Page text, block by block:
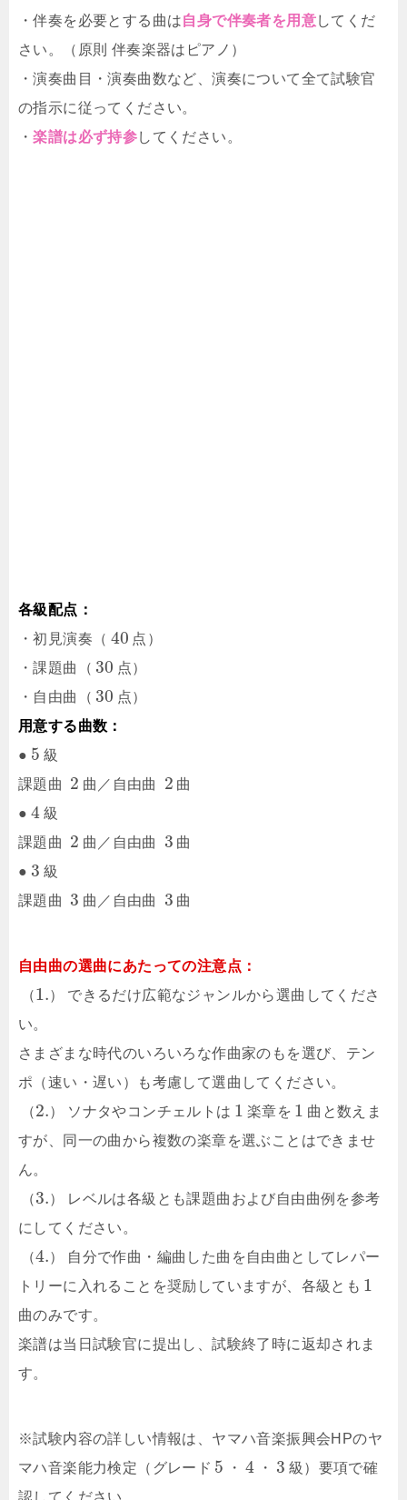
・伴奏を必要とする曲は自身で伴奏者を用意してくだ
さい。（原則 伴奏楽器はピアノ）
・演奏曲目・演奏曲数など、演奏について全て試験官
の指示に従ってください。
・楽譜は必ず持参してください。
各級配点：
・初見演奏（ 40 点）
・課題曲（ 30 点）
・自由曲（ 30 点）
用意する曲数：
● 5 級
課題曲
2 曲／自由曲 2 曲
● 4 級
課題曲
2 曲／自由曲 3 曲
● 3 級
課題曲
3 曲／自由曲 3 曲
自由曲の選曲にあたっての注意点：
（1.）
できるだけ広範なジャンルから選曲してくださ
い。
さまざまな時代のいろいろな作曲家のもを選び、テン
ポ（速い・遅い）も考慮して選曲してください。
（2.） ソナタやコンチェルトは 1 楽章を 1 曲と数えま
すが、同一の曲から複数の楽章を選ぶことはできませ
ん。
（3.）
レベルは各級とも課題曲および自由曲例を参考
にしてください。
（4.）
自分で作曲・編曲した曲を自由曲としてレパー
トリーに入れることを奨励していますが、各級とも 1
曲のみです。
楽譜は当日試験官に提出し、試験終了時に返却されま
す。
※試験内容の詳しい情報は、ヤマハ音楽振興会HPのヤ
マハ音楽能力検定（グレード 5 ・ 4 ・ 3 級）要項で確
認してください。